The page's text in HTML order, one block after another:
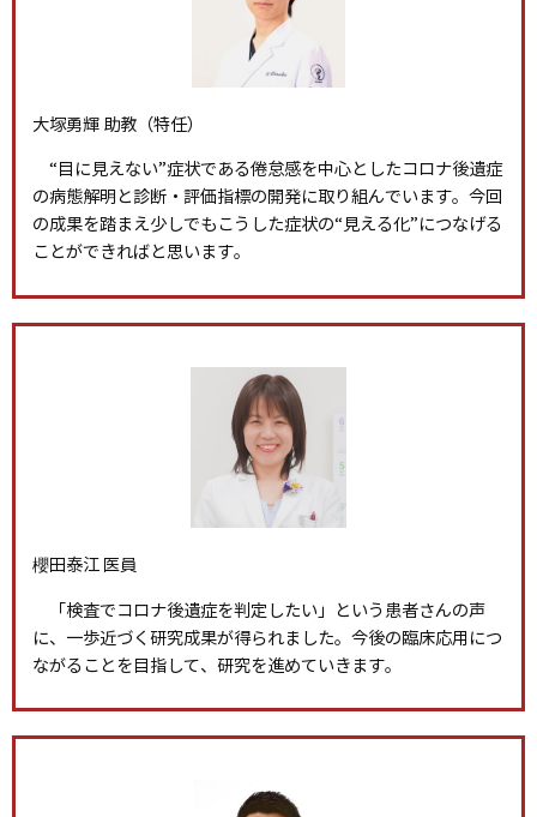
大塚勇輝 助教（特任）
“目に見えない”症状である倦怠感を中心としたコロナ後遺症
の病態解明と診断・評価指標の開発に取り組んでいます。今回
の成果を踏まえ少しでもこうした症状の“見える化”につなげる
ことができればと思います。
櫻田泰江 医員
「検査でコロナ後遺症を判定したい」という患者さんの声
に、一歩近づく研究成果が得られました。今後の臨床応用につ
ながることを目指して、研究を進めていきます。